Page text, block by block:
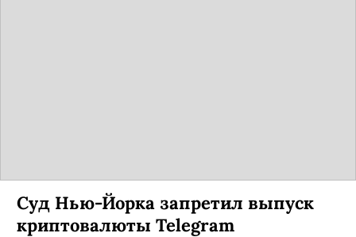
Суд Нью-Йорка запретил выпуск
криптовалюты Telegram